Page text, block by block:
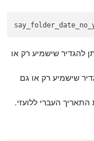
להגדיר שישמיע רק או
שישמיע רק או גם
העברי ללועזי.